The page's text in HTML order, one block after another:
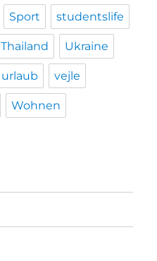
Sport studentslife
Thailand Ukraine
urlaub vejle
Wohnen